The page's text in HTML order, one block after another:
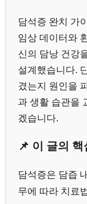
담석증 완치 가
임상 데이터와
신의 담낭 건강
설계했습니다.
겼는지 원인을
과 생활 습관을
겠습니다.
📌 이 글의
담석증은 담즙
무에 따라 치료